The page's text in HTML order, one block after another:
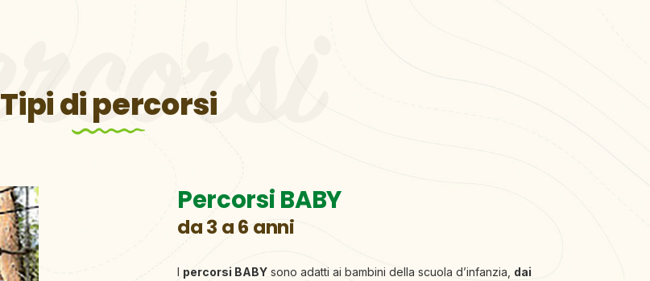
Tipi di percorsi
Percorsi BABY
da 3 a 6 anni
I percorsi BABYsono adatti ai bambini della scuola d’infanzia, dai